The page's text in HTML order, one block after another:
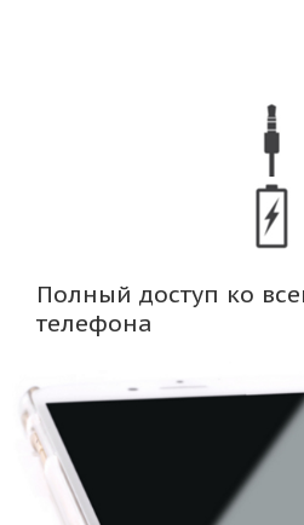
Полный доступ ко
телефона